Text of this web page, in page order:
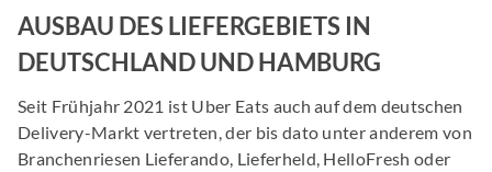
AUSBAU DES LIEFERGEBIETS IN
DEUTSCHLAND UND HAMBURG
Seit Frühjahr 2021 ist Uber Eats auch auf dem deutschen
Delivery-Markt vertreten, der bis dato unter anderem von
Branchenriesen Lieferando, Lieferheld, HelloFresh oder